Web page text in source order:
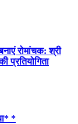
रोमांचक: श्री
प्रतियोगिता
*